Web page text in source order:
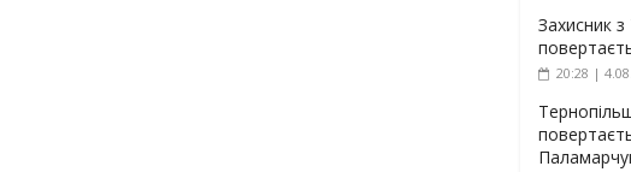
Захисник
20:28 |